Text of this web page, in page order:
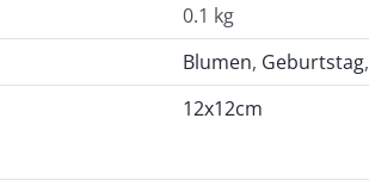
0.1 kg
Blumen, Geburtstag,
12x12cm